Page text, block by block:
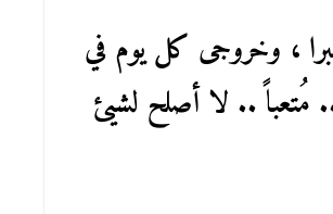
، وخروجى كل يوم في
مُتعباً .. لا أصلح لشيئ